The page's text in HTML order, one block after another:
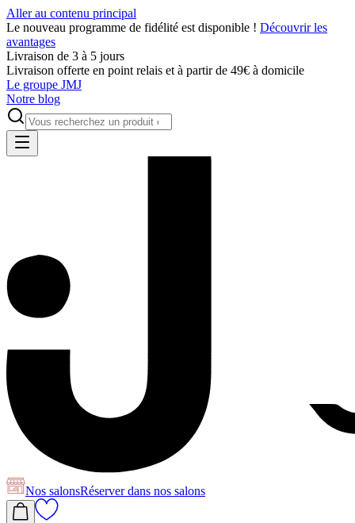
Aller au contenu principal
Le nouveau programme de fidélité est disponible ! Découvrir les
avantages
Livraison de 3 à 5 jours
Livraison offerte en point relais et à partir de 49€ à domicile
Le groupe JMJ
Notre blog
Nos salonsRéserverdans nos salons